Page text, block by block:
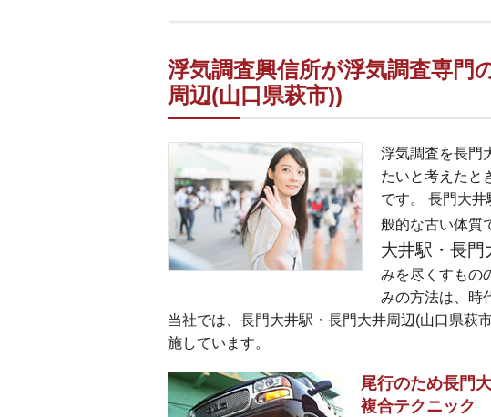
浮気調査興信所が浮気調査専門
周辺(山口県萩市))
浮気調査を長門
たいと考えたと
です。 長門大
般的な古い体質
大井駅・長門
みを尽くすもの
みの方法は、時
当社では、長門大井駅・長門大井周辺(山口県萩
施しています。
尾行のため長門
複合テクニック